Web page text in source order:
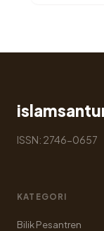
ISSN: 2746-0657
KATEGORI
Bilik Pesantren